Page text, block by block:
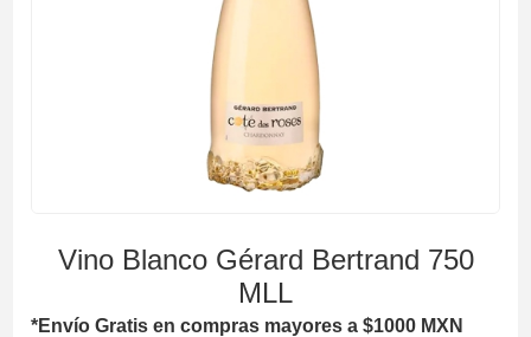
Vino Blanco Gérard Bertrand 750
MLL
*Envío Gratis en compras mayores a $1000 MXN